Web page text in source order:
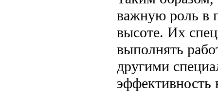
важную роль в
высоте. Их
выполнять
другими
эффективность